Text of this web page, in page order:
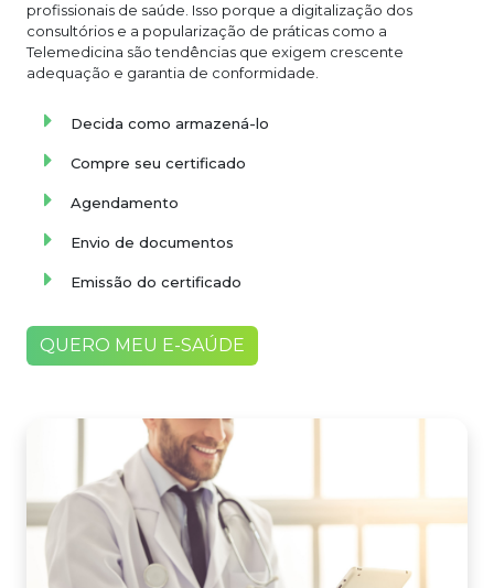
profissionais de saúde. Isso porque a digitalização dos
consultórios e a popularização de práticas como a
Telemedicina são tendências que exigem crescente
adequação e garantia de conformidade.
Decida como armazená-lo
Compre seu certificado
Agendamento
Envio de documentos
Emissão do certificado
QUERO MEU E-SAÚDE